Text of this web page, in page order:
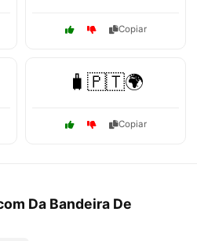
Copiar
🧳🇵🇹🌍
Copiar
Da Bandeira De